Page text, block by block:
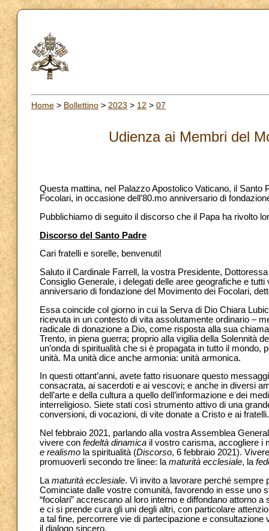
Home > Bollettino > 2023 > 12 > 07
Udienza ai Membri del
Questa mattina, nel Palazzo Apostolico Vaticano, il
Focolari, in occasione dell’80.mo anniversario di
Pubblichiamo di seguito il discorso che il Papa ha rivolto
Discorso del Santo Padre
Cari fratelli e sorelle, benvenuti!
Saluto il Cardinale Farrell, la vostra Presidente,
Consiglio Generale, i delegati delle aree geografiche e
anniversario di fondazione del Movimento dei Focolari,
Essa coincide col giorno in cui la Serva di Dio Chiara
ricevuta in un contesto di vita assolutamente ordinario –
radicale di donazione a Dio, come risposta alla sua
Trento, in piena guerra; proprio alla vigilia della Solennità
un’onda di spiritualità che si è propagata in tutto il
unità. Ma unità dice anche armonia: unità armonica.
In questi ottant’anni, avete fatto risuonare questo
consacrata, ai sacerdoti e ai vescovi; e anche in diversi
dell’arte e della cultura a quello dell’informazione e dei
interreligioso. Siete stati così strumento attivo di una
conversioni, di vocazioni, di vite donate a Cristo e ai
Nel febbraio 2021, parlando alla vostra Assemblea
vivere con fedeltà dinamica il vostro carisma, accogliere i
e realismo la spiritualità (Discorso, 6 febbraio 2021).
promuoverli secondo tre linee: la maturità ecclesiale, la
La maturità ecclesiale. Vi invito a lavorare perché sempre
Cominciate dalle vostre comunità, favorendo in esse uno
“focolari” accrescano al loro interno e diffondano attorno
e ci si prende cura gli uni degli altri, con particolare
a tal fine, percorrere vie di partecipazione e
il dialogo sincero.